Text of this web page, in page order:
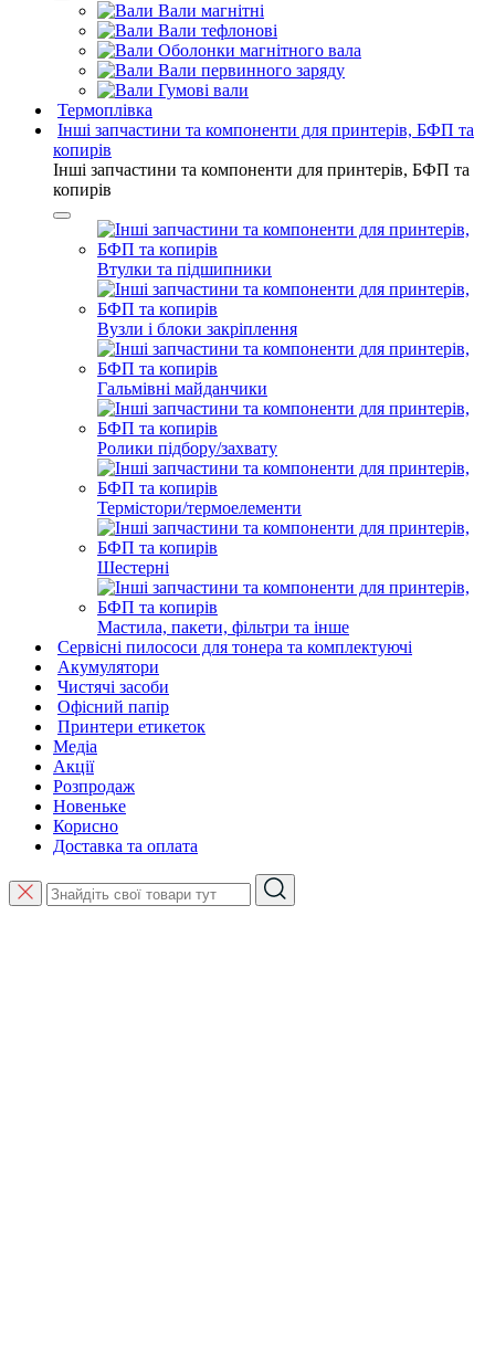
Вали магнітні
Вали тефлонові
Оболонки магнітного вала
Вали первинного заряду
Гумові вали
Термоплівка
Інші запчастини та компоненти для принтерів, БФП та
копирів
Інші запчастини та компоненти для принтерів, БФП та
копирів
Втулки та підшипники
Вузли і блоки закріплення
Гальмівні майданчики
Ролики підбору/захвату
Термістори/термоелементи
Шестерні
Мастила, пакети, фільтри та інше
Сервісні пилососи для тонера та комплектуючі
Акумулятори
Чистячі засоби
Офісний папір
Принтери етикеток
Медіа
Акції
Розпродаж
Новеньке
Корисно
Доставка та оплата